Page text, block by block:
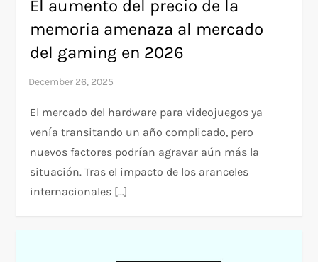
El aumento del precio de la
memoria amenaza al mercado
del gaming en 2026
El mercado del hardware para videojuegos ya
venía transitando un año complicado, pero
nuevos factores podrían agravar aún más la
situación. Tras el impacto de los aranceles
internacionales […]